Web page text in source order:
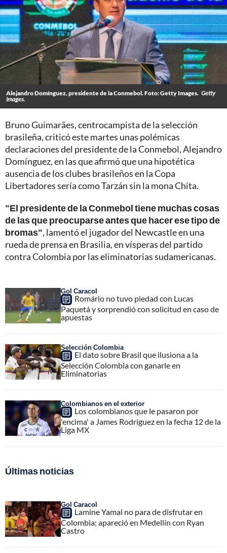
Alejandro Domínguez, presidente de la Conmebol. Foto: Getty Images. Getty
Images.
Bruno Guimarães, centrocampista de la selección
brasileña, criticó este martes unas polémicas
declaraciones del presidente de la Conmebol, Alejandro
Domínguez, en las que afirmó que una hipotética
ausencia de los clubes brasileños en la Copa
Libertadores sería como Tarzán sin la mona Chita.
"El presidente de la Conmebol tiene muchas cosas
de las que preocuparse antes que hacer ese tipo de
bromas", lamentó el jugador del Newcastle en una
rueda de prensa en Brasilia, en vísperas del partido
contra Colombia por las eliminatorias sudamericanas.
Gol Caracol
Romário no tuvo piedad con Lucas
Paquetá y sorprendió con solicitud en caso de
apuestas
Selección Colombia
El dato sobre Brasil que ilusiona a la
Selección Colombia con ganarle en
Eliminatorias
Colombianos en el exterior
Los colombianos que le pasaron por
'encima' a James Rodríguez en la fecha 12 de la
Liga MX
Últimas noticias
Gol Caracol
Lamine Yamal no para de disfrutar en
Colombia; apareció en Medellín con Ryan
Castro